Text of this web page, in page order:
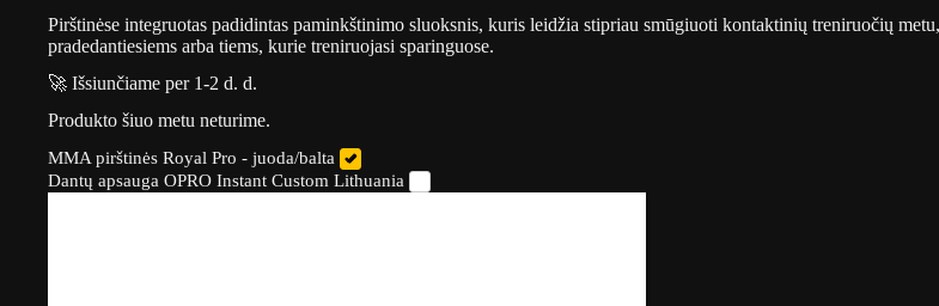
Pirštinėse integruotas padidintas paminkštinimo sluoksnis, kuris leidžia stipriau smūgiuoti kontaktinių treniruočių
pradedantiesiems arba tiems, kurie treniruojasi sparinguose.
🚀 Išsiunčiame per 1-2 d. d.
Produkto šiuo metu neturime.
MMA pirštinės Royal Pro - juoda/balta
Dantų apsauga OPRO Instant Custom Lithuania